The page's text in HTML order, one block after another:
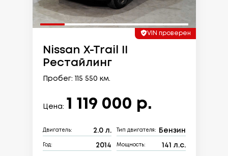
VIN проверен
Nissan X-Trail II
Рестайлинг
Пробег: 115 550 км.
Цена: 1 119 000 р.
Двигатель: 2.0 л. Тип двигателя: Бензин
Год: 2014 Мощность: 141 л.с.